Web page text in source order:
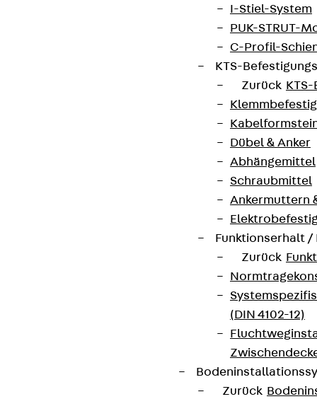
I-Stiel-System
PUK-STRUT-
C-Profil-
KTS-
Zurück
Dübel & Anker
Abhängemittel
Schraubmittel
Ankermuttern
Funktionserhalt
Zurück
(DIN 4102-12)
Zurück
Partner von Anfang bis Zukunft.